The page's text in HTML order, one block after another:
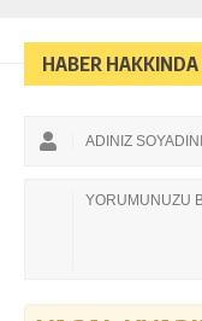
HABER HAKKINDA